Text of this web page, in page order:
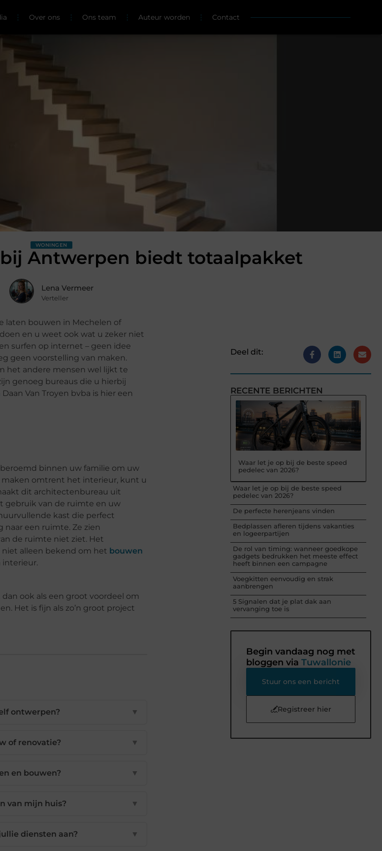
Over ons Ons team Auteur worden Contact
WONINGEN
Antwerpen biedt totaalpakket
Lena Vermeer
Verteller
laten bouwen in Mechelen of
en u weet ook wat u zeker niet
surfen op internet – geen idee
geen voorstelling van maken.
het andere mensen wel lijkt te
genoeg bureaus die u hierbij
Daan Van Troyen bvba is hier een
binnen uw familie om uw
maken omtrent het interieur, kunt u
dit architectenbureau uit
gebruik van de ruimte en uw
kast die perfect
een ruimte. Ze zien
de ruimte niet ziet. Het
alleen bekend om het bouwen
interieur.
ook als een groot voordeel om
Het is fijn als zo’n groot project
ontwerpen? ▼
of renovatie? ▼
en bouwen? ▼
van mijn huis? ▼
diensten aan? ▼
Deel dit:
RECENTE BERICHTEN
Waar let je op bij de beste speed
pedelec van 2026?
Waar let je op bij de beste speed
pedelec van 2026?
De perfecte herenjeans vinden
Bedplassen afleren tijdens vakanties
en logeerpartijen
De rol van timing: wanneer goedkope
gadgets bedrukken het meeste effect
heeft binnen een campagne
Voegkitten eenvoudig en strak
aanbrengen
5 Signalen dat je plat dak aan
vervanging toe is
Begin vandaag nog met
bloggen via Tuwallonie
Stuur ons een bericht
Registreer hier